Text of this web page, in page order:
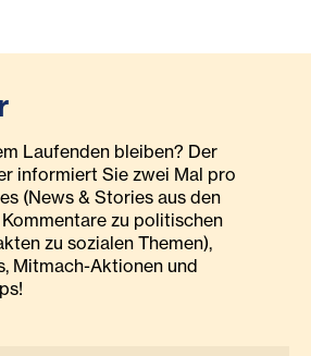
Laufenden bleiben? Der
informiert Sie zwei Mal pro
(News & Stories aus den
zu politischen
zu sozialen Themen),
Mitmach-Aktionen und